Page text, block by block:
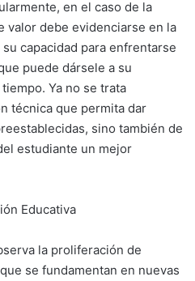
en el caso de la
valor debe evidenciarse en la
capacidad para enfrentarse
puede dársele a su
Ya no se trata
técnica que permita dar
sino también de
estudiante un mejor
Educativa
la proliferación de
se fundamentan en nuevas